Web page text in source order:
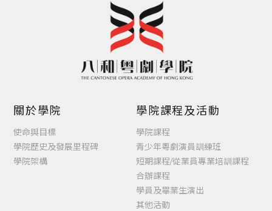
關於學院
使命與目標
學院歷史及發展里程碑
學院架構
學院課程及活動
學院課程
青少年粵劇演員訓練班
短期課程/從業員專業培訓課程
合辦課程
學員及畢業生演出
其他活動